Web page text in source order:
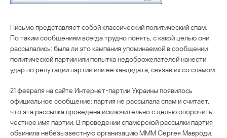
Письмо представляет собой классический политический спам.
По таким сообщениям всегда трудно понять, с какой целью они
рассылались: была ли это кампания упоминаемой в сообщении
политической партии или попытка недоброжелателей нанести
удар по репутации партии или ее кандидата, связав их со спамом.
21 февраля на сайте Интернет-партии Украины появилось
официальное сообщение: партия не рассылала спам и считает,
что эта рассылка проведена исключительно с целью опорочить
честное имя партии. В проведении спамерской рассылки партия
обвинила небезызвестную организацию МММ Сергея Мавроди.